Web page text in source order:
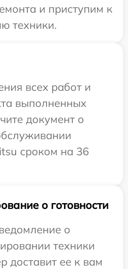
и приступим к
техники.
всех работ и
выполненных
документ о
сроком на 36
о готовности
о
техники
доставит ее к вам